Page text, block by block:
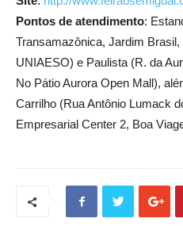
Pontos de atendimento:
Transamazônica, Jardim Brasil,
UNIAESO) e Paulista (R. da
No Pátio Aurora Open Mall),
Carrilho (Rua Antônio Lumack
Empresarial Center 2, Boa